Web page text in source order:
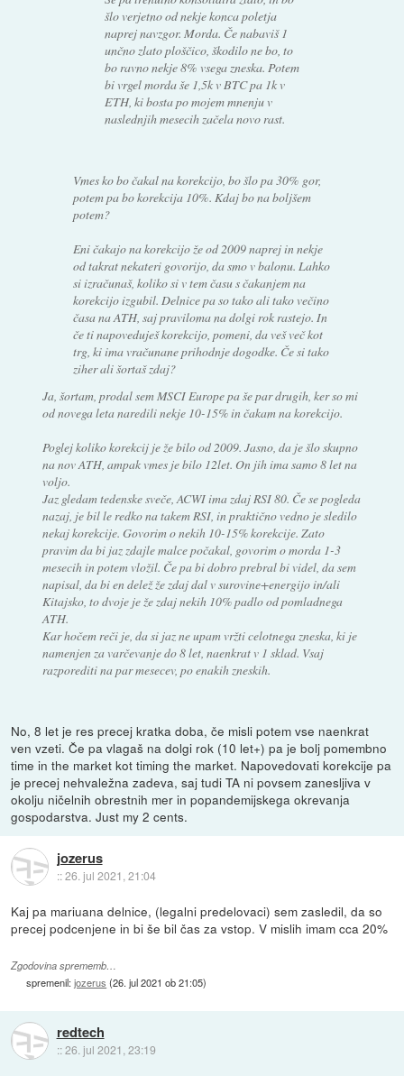
šlo verjetno od nekje konca poletja
naprej navzgor. Morda. Če nabaviš 1
unčno zlato ploščico, škodilo ne bo, to
bo ravno nekje 8% vsega zneska. Potem
bi vrgel morda še 1,5k v BTC pa 1k v
ETH, ki bosta po mojem mnenju v
naslednjih mesecih začela novo rast.
Vmes ko bo čakal na korekcijo, bo šlo pa 30% gor,
potem pa bo korekcija 10%. Kdaj bo na boljšem
potem?
Eni čakajo na korekcijo že od 2009 naprej in nekje
od takrat nekateri govorijo, da smo v balonu. Lahko
si izračunaš, koliko si v tem času s čakanjem na
korekcijo izgubil. Delnice pa so tako ali tako večino
časa na ATH, saj praviloma na dolgi rok rastejo. In
če ti napoveduješ korekcijo, pomeni, da veš več kot
trg, ki ima vračunane prihodnje dogodke. Če si tako
ziher ali šortaš zdaj?
Ja, šortam, prodal sem MSCI Europe pa še par drugih, ker so mi
od novega leta naredili nekje 10-15% in čakam na korekcijo.
Poglej koliko korekcij je že bilo od 2009. Jasno, da je šlo skupno
na nov ATH, ampak vmes je bilo 12let. On jih ima samo 8 let na
voljo.
Jaz gledam tedenske sveče, ACWI ima zdaj RSI 80. Če se pogleda
nazaj, je bil le redko na takem RSI, in praktično vedno je sledilo
nekaj korekcije. Govorim o nekih 10-15% korekcije. Zato
pravim da bi jaz zdajle malce počakal, govorim o morda 1-3
mesecih in potem vložil. Če pa bi dobro prebral bi videl, da sem
napisal, da bi en delež že zdaj dal v surovine+energijo in/ali
Kitajsko, to dvoje je že zdaj nekih 10% padlo od pomladnega
ATH.
Kar hočem reči je, da si jaz ne upam vržti celotnega zneska, ki je
namenjen za varčevanje do 8 let, naenkrat v 1 sklad. Vsaj
razporediti na par mesecev, po enakih zneskih.
No, 8 let je res precej kratka doba, če misli potem vse naenkrat
ven vzeti. Če pa vlagaš na dolgi rok (10 let+) pa je bolj pomembno
time in the market kot timing the market. Napovedovati korekcije pa
je precej nehvaležna zadeva, saj tudi TA ni povsem zanesljiva v
okolju ničelnih obrestnih mer in popandemijskega okrevanja
gospodarstva. Just my 2 cents.
jozerus
::26. jul 2021, 21:04
Kaj pa mariuana delnice, (legalni predelovaci) sem zasledil, da so
precej podcenjene in bi še bil čas za vstop. V mislih imam cca 20%
Zgodovina sprememb…
spremenil:jozerus (26. jul 2021 ob 21:05)
redtech
::26. jul 2021, 23:19